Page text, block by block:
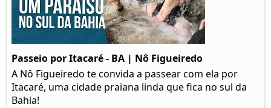
Passeio por Itacaré - BA | Nô Figueiredo
A Nô Figueiredo te convida a passear com ela por
Itacaré, uma cidade praiana linda que fica no sul da
Bahia!